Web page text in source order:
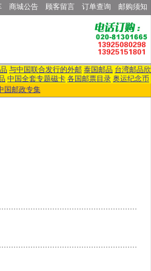
商城公告 顾客留言 订单查询 邮购须知
与中国联合发行的外邮 泰国邮品 台湾邮品欣
中国全套专题磁卡 各国邮票目录 奥运纪念币
国邮政专集